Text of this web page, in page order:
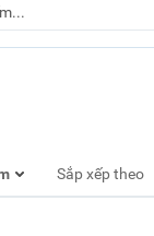
Sắp xếp theo